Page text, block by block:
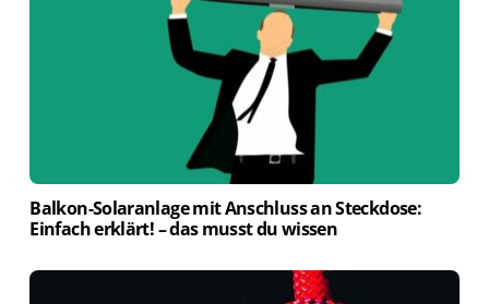
Balkon-Solaranlage mit Anschluss an Steckdose:
Einfach erklärt! – das musst du wissen